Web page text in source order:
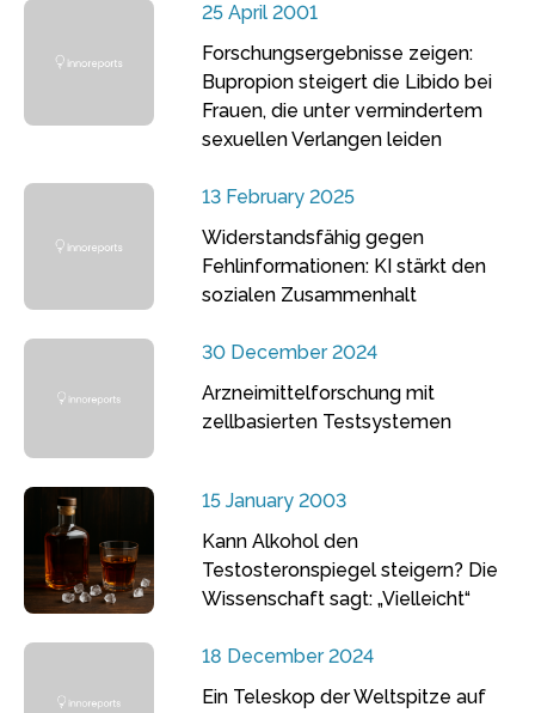
25 April 2001
Forschungsergebnisse zeigen:
Bupropion steigert die Libido bei
Frauen, die unter vermindertem
sexuellen Verlangen leiden
13 February 2025
Widerstandsfähig gegen
Fehlinformationen: KI stärkt den
sozialen Zusammenhalt
30 December 2024
Arzneimittelforschung mit
zellbasierten Testsystemen
15 January 2003
Kann Alkohol den
Testosteronspiegel steigern? Die
Wissenschaft sagt: „Vielleicht“
18 December 2024
Ein Teleskop der Weltspitze auf